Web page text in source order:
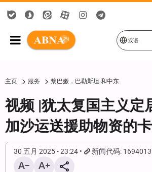
汉语
主页 服务 黎巴嫩，巴勒斯坦 和中东
视频 |犹太复国主义定
加沙运送援助物资的
30 五月 2025 - 23:24 新闻代码: 1694013